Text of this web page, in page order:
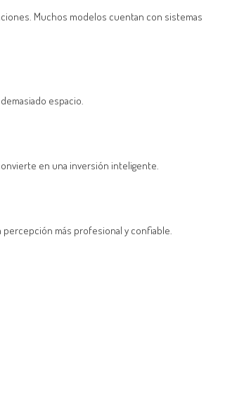
Muchos modelos cuentan con sistemas
espacio.
en una inversión inteligente.
más profesional y confiable.